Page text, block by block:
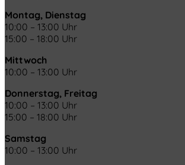
Montag, Dienstag
10:00 – 13:00 Uhr
15:00 – 18:00 Uhr
Mittwoch
10:00 – 13:00 Uhr
Donnerstag, Freitag
10:00 – 13:00 Uhr
15:00 – 18:00 Uhr
Samstag
10:00 – 13:00 Uhr